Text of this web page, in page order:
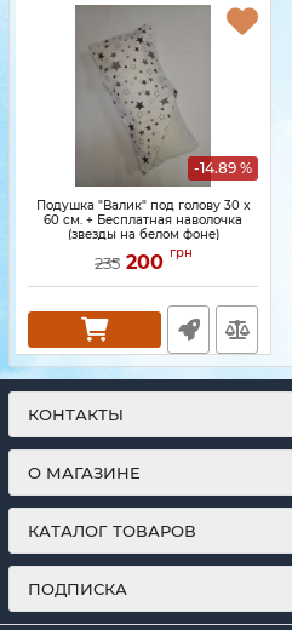
-14.89 %
Подушка "Валик" под голову 30 x
60 см. + Бесплатная наволочка
(звезды на белом фоне)
235 200 грн
КОНТАКТЫ
О МАГАЗИНЕ
КАТАЛОГ ТОВАРОВ
ПОДПИСКА